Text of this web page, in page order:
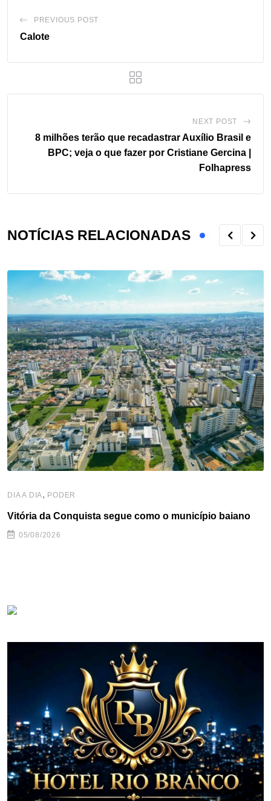
PREVIOUS POST
Calote
NEXT POST
8 milhões terão que recadastrar Auxílio Brasil e
BPC; veja o que fazer por Cristiane Gercina |
Folhapress
NOTÍCIAS RELACIONADAS
DIA A DIA, PODER
Vitória da Conquista segue como o município baiano
05/08/2026